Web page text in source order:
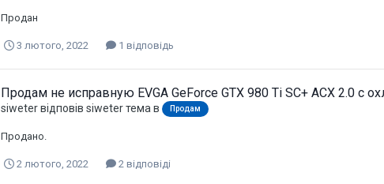
Продан
3 лютого, 2022 1 відповідь
Продам не исправную EVGA GeForce GTX 980 Ti SC+ ACX 2.0 с
siweterвідповів siweterтема в Продам
Продано.
2 лютого, 2022 2 відповіді